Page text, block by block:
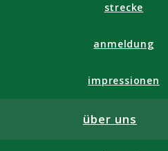
strecke
anmeldung
impressionen
über uns